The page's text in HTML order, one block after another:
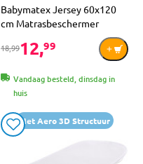
Babymatex Jersey 60x120
cm Matrasbeschermer
18,9912,99
Vandaag besteld, dinsdag in
huis
Met Aero 3D Structuur